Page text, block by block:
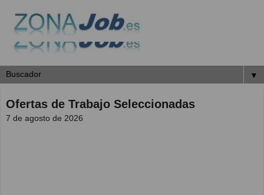
▼
Ofertas de Trabajo Seleccionadas
7 de agosto de 2026